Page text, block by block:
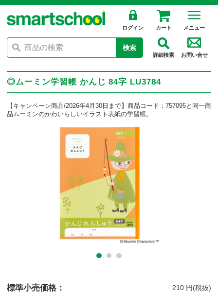
ログイン カート メニュー
検索
詳細検索 お問い合せ
◎ムーミン学習帳 かんじ 84字 LU3784
【キャンペーン商品/2026年4月30日まで】商品コード：757095と同一商
品ムーミンのかわいらしいイラスト表紙の学習帳。
標準小売価格： 210 円(税抜)